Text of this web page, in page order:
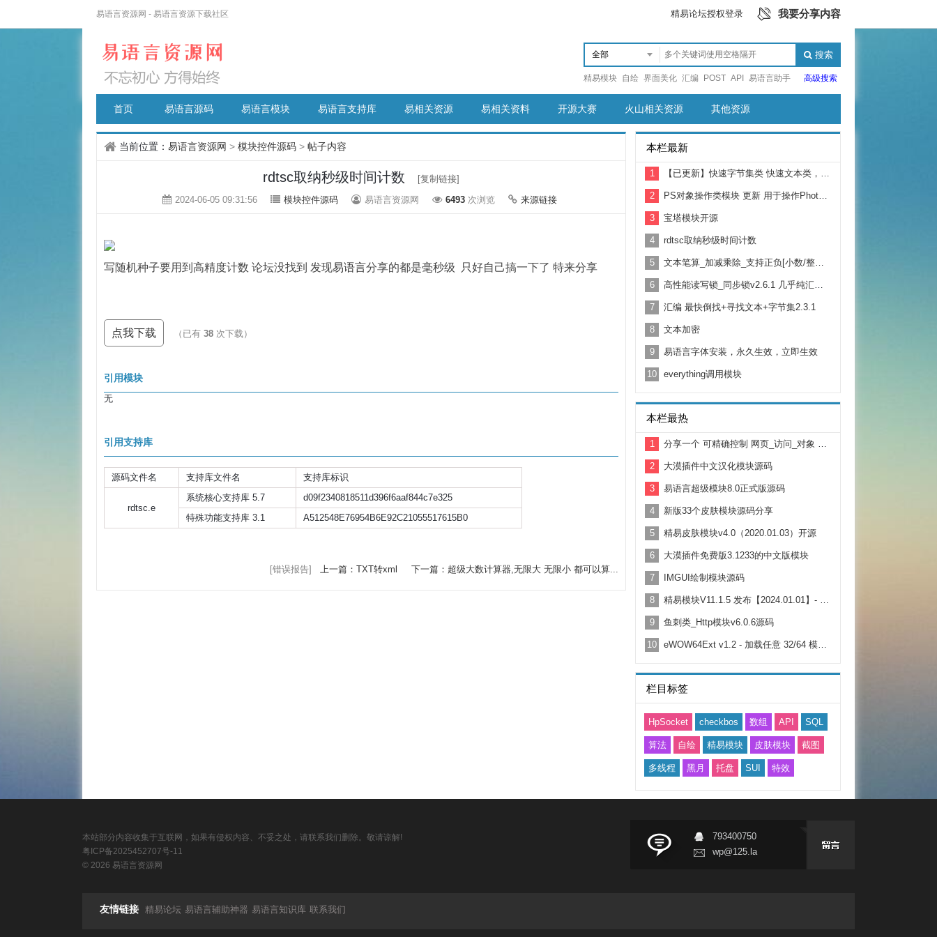
易语言资源网 - 易语言资源下载社区 精易论坛授权登录 我要分享内容
搜索
精易模块 自绘 界面美化 汇编 POST API 易语言助手 高级搜索
首页 易语言源码 易语言模块 易语言支持库 易相关资源 易相关资料 开源大赛 火山相关资源 其他资源
当前位置： 易语言资源网 > 模块控件源码 > 帖子内容
rdtsc取纳秒级时间计数
[复制链接]
2024-06-05 09:31:56
模块控件源码 易语言资源网 6493 次浏览 来源链接
写随机种子要用到高精度计数 论坛没找到 发现易语言分享的都是毫秒级 只好自己搞一下了 特来分享
点我下载 （已有 38 次下载）
引用模块
无
引用支持库
源码文件名 支持库文件名 支持库标识
rdtsc.e
系统核心支持库 5.7
d09f2340818511d396f6aaf844c7e325
特殊功能支持库 3.1
A512548E76954B6E92C21055517615B0
[错误报告] 上一篇：TXT转xml 下一篇：超级大数计算器,无限大 无限小 都可以算...
本栏最新
1 【已更新】快速字节集类 快速文本类，替代通用对象库
2 PS对象操作类模块 更新 用于操作Photoshop 制作自动化脚本
3 宝塔模块开源
4 rdtsc取纳秒级时间计数
5 文本笔算_加减乘除_支持正负[小数/整数/大数/前缀0的数]
6 高性能读写锁_同步锁v2.6.1 几乎纯汇编 支持跨进程
7 汇编 最快倒找+寻找文本+字节集2.3.1
8 文本加密
9 易语言字体安装，永久生效，立即生效
10 everything调用模块
本栏最热
1 分享一个 可精确控制 网页_访问_对象 超时时间 源码
2 大漠插件中文汉化模块源码
3 易语言超级模块8.0正式版源码
4 新版33个皮肤模块源码分享
5 精易皮肤模块v4.0（2020.01.03）开源
6 大漠插件免费版3.1233的中文版模块
7 IMGUI绘制模块源码
8 精易模块V11.1.5 发布【2024.01.01】- 元旦快乐！
9 鱼刺类_Http模块v6.0.6源码
10 eWOW64Ext v1.2 - 加载任意 32/64 模块|动态调用|64 位汇编|64 位进程读写
栏目标签
HpSocket checkbos 数组 API SQL
算法 自绘 精易模块 皮肤模块 截图
多线程 黑月 托盘 SUI 特效
本站部分内容收集于互联网，如果有侵权内容、不妥之处，请联系我们删除。敬请谅解!
粤ICP备2025452707号-11
© 2026 易语言资源网
793400750
wp@125.la
友情链接 精易论坛 易语言辅助神器 易语言知识库 联系我们